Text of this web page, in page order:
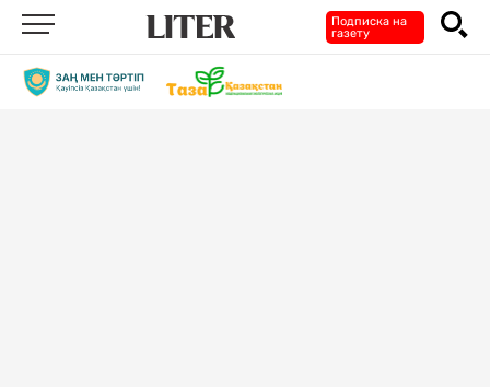
Подписка на
газету